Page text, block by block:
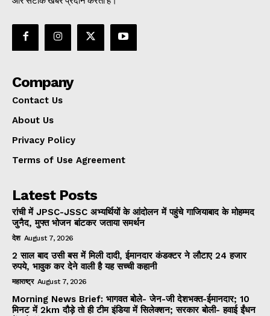
Company
Contact Us
About Us
Privacy Policy
Terms of Use Agreement
Latest Posts
रांची में JPSC-JSSC अभ्यर्थियों के आंदोलन में पहुंचे गाजियाबाद के मोहम्मद
जुनैद, मुफ्त भोजन बांटकर जताया समर्थन
देश August 7, 2026
2 साल बाद उसी बस में मिली दादी, ईमानदार कंडक्टर ने लौटाए 24 हजार
रुपये, भावुक कर देने वाली है यह सच्ची कहानी
महाराष्ट्र August 7, 2026
Morning News Brief: भागवत बोले- जेन-जी देशभक्त-ईमानदार; 10
मिनट में 2km दौड़े तो ही टीम इंडिया में सिलेक्शन; सरकार बोली- हवाई ईंधन